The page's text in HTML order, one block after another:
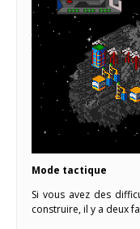
Mode tactique
Si vous avez des
construire, il y a deux